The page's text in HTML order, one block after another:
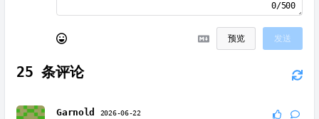
0/500
预览 发送
25 条评论
Garnold 2026-06-22